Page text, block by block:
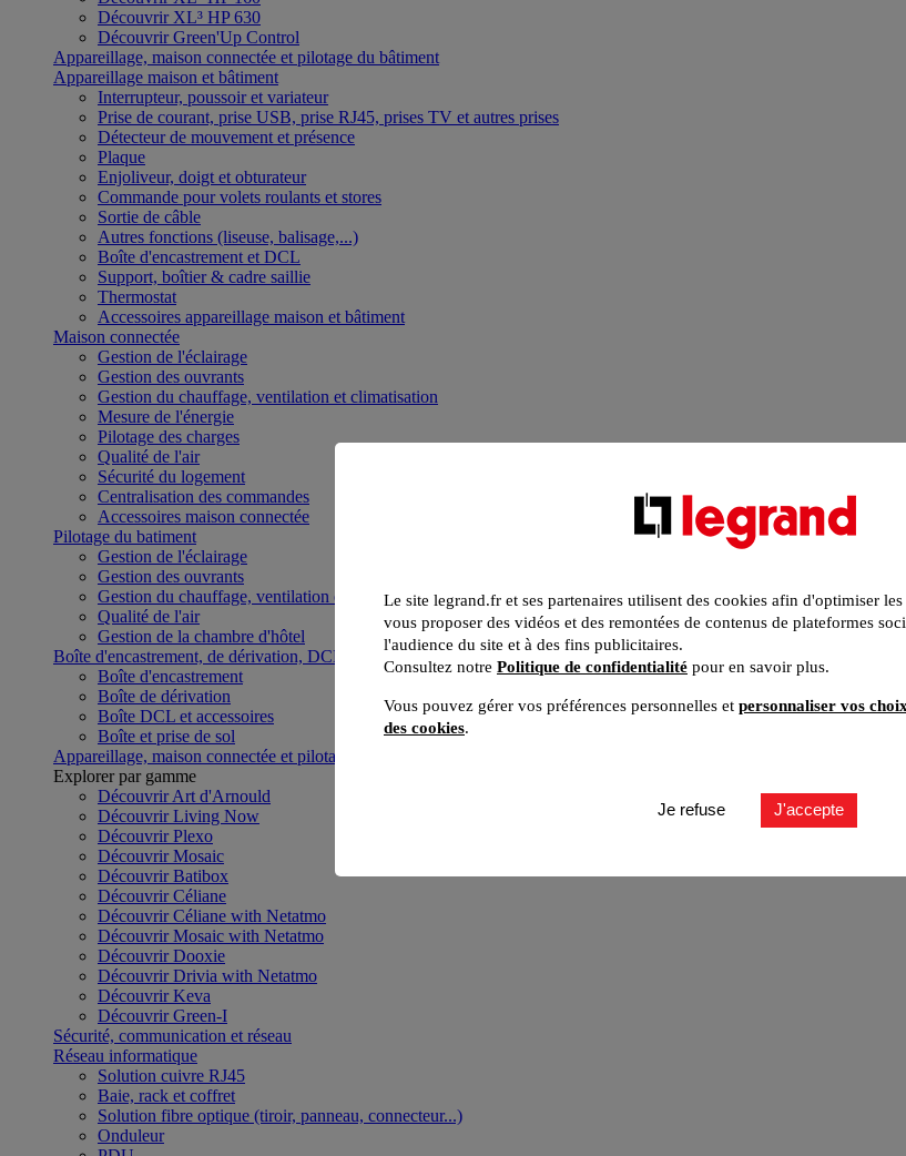
Découvrir XL³ HP 630
Découvrir Green'Up Control
Appareillage, maison connectée et pilotage du bâtiment
Appareillage maison et bâtiment
Interrupteur, poussoir et variateur
Prise de courant, prise USB, prise RJ45, prises TV et autres prises
Détecteur de mouvement et présence
Plaque
Enjoliveur, doigt et obturateur
Commande pour volets roulants et stores
Sortie de câble
Autres fonctions (liseuse, balisage,...)
Boîte d'encastrement et DCL
Support, boîtier & cadre saillie
Thermostat
Accessoires appareillage maison et bâtiment
Maison connectée
Gestion de l'éclairage
Gestion des ouvrants
Gestion du chauffage, ventilation et climatisation
Mesure de l'énergie
Pilotage des charges
Qualité de l'air
Sécurité du logement
Centralisation des commandes
Accessoires maison connectée
Pilotage du batiment
Gestion de l'éclairage
Gestion des ouvrants
Gestion du chauffage, ventilation et climatisation
Qualité de l'air
Gestion de la chambre d'hôtel
Boîte d'encastrement, de dérivation, DCL et boîte de sol
Boîte d'encastrement
Boîte de dérivation
Boîte DCL et accessoires
Boîte et prise de sol
Appareillage, maison connectée et pilotage du bâtiment
Explorer par gamme
Découvrir Art d'Arnould
Découvrir Living Now
Découvrir Plexo
Découvrir Mosaic
Découvrir Batibox
Découvrir Céliane
Découvrir Céliane with Netatmo
Découvrir Mosaic with Netatmo
Découvrir Dooxie
Découvrir Drivia with Netatmo
Découvrir Keva
Découvrir Green-I
Sécurité, communication et réseau
Réseau informatique
Solution cuivre RJ45
Baie, rack et coffret
Solution fibre optique (tiroir, panneau, connecteur...)
Onduleur
Le site legrand.fr et ses partenaires utilisent des cookies afin d'optimiser
vous proposer des vidéos et des remontées de contenus de plateformes
l'audience du site et à des fins publicitaires.
Consultez notre Politique de confidentialité pour en savoir plus.
Vous pouvez gérer vos préférences personnelles et personnaliser vos
des cookies.
Je refuse J'accepte